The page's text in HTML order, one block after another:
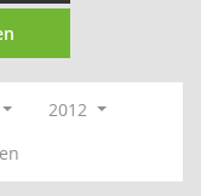
2012